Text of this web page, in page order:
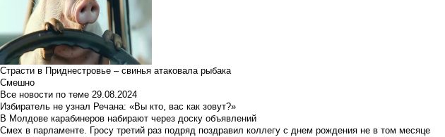
Страсти в Приднестровье – свинья атаковала рыбака
Смешно
Все новости по теме 29.08.2024
Избиратель не узнал Речана: «Вы кто, вас как зовут?»
В Молдове карабинеров набирают через доску объявлений
Смех в парламенте. Гросу третий раз подряд поздравил коллегу с днем рождения не в том месяце